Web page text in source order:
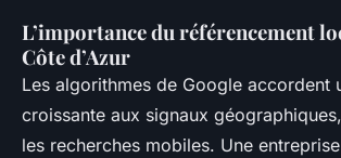
L’importance du référencement
Côte d’Azur
Les algorithmes de Google accordent
croissante aux signaux
les recherches mobiles. Une